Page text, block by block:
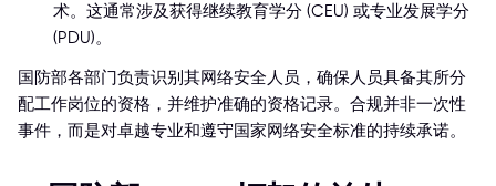
术。这通常涉及获得继续教育学分 (CEU) 或专业发展学分
(PDU)。
国防部各部门负责识别其网络安全人员，确保人员具备其所分
配工作岗位的资格，并维护准确的资格记录。合规并非一次性
事件，而是对卓越专业和遵守国家网络安全标准的持续承诺。